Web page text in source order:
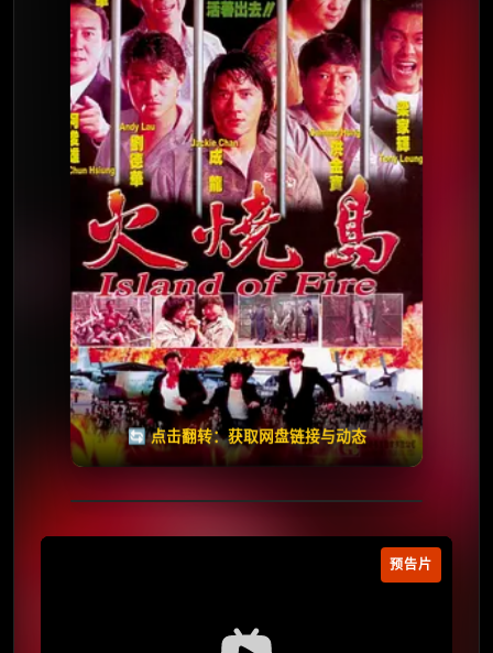
🔄 点击翻转：获取网盘链接与动态
⭐️ 评分：6.2 | 🎬 1990年
夸克网盘
失效请反馈
🧧️
天天领红包
预告片